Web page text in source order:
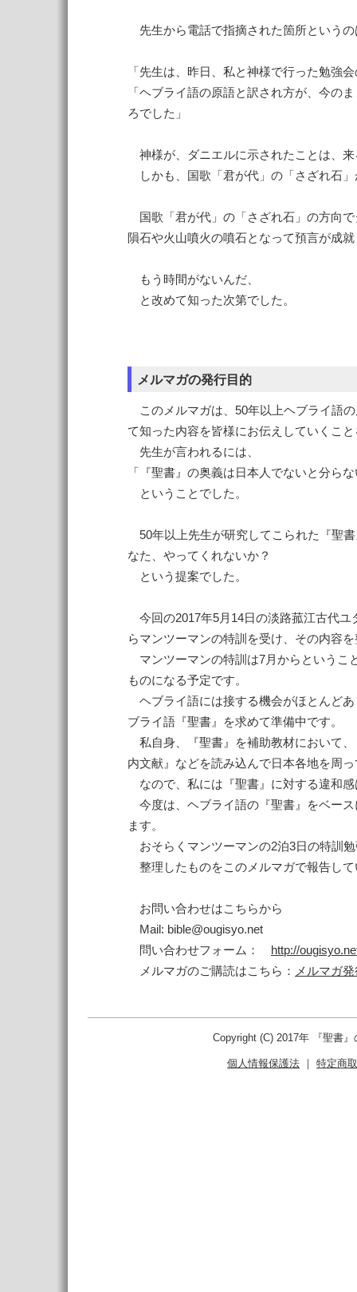
先生から電話で指摘された箇所という
「先生は、昨日、私と神様で行った勉強
「ヘブライ語の原語と訳され方が、今の
ろでした」
神様が、ダニエルに示されたことは、
しかも、国歌「君が代」の「さざれ石
国歌「君が代」の「さざれ石」の方向
隕石や火山噴火の噴石となって預言が成
もう時間がないんだ、
と改めて知った次第でした。
メルマガの発行目的
このメルマガは、50年以上ヘブライ語
て知った内容を皆様にお伝えしていくこ
先生が言われるには、
「『聖書』の奥義は日本人でないと分ら
ということでした。
50年以上先生が研究してこられた『聖
なた、やってくれないか？
という提案でした。
今回の2017年5月14日の淡路菰江古代ユ
らマンツーマンの特訓を受け、その内容
マンツーマンの特訓は7月からというこ
ものになる予定です。
ヘブライ語には接する機会がほとんど
ブライ語『聖書』を求めて準備中です。
私自身、『聖書』を補助教材において
内文献』などを読み込んで日本各地を周
なので、私には『聖書』に対する違和
今度は、ヘブライ語の『聖書』をベー
ます。
おそらくマンツーマンの2泊3日の特訓
整理したものをこのメルマガで報告して
お問い合わせはこちらから
Mail: bible@ougisyo.net
問い合わせフォーム：
http://
メルマガのご購読はこちら：
メルマガ
Copyright (C) 2017年 『聖書
個人情報保護法 ｜ 特定商